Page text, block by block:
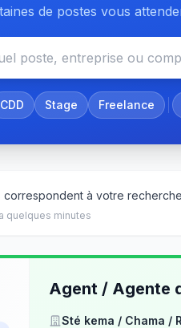
de postes vous
CDD Stage Freelance
correspondent à votre recherche
quelques minutes
Agent / Agente
Sté kema / Chama /